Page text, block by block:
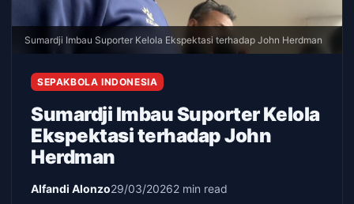
Sumardji Imbau Suporter Kelola Ekspektasi terhadap John Herdman
SEPAKBOLA INDONESIA
Sumardji Imbau Suporter Kelola
Ekspektasi terhadap John
Herdman
Alfandi Alonzo29/03/20262 min read